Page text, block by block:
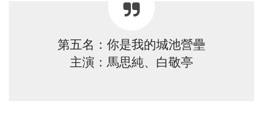
第五名：你是我的城池營壘
主演：馬思純、白敬亭